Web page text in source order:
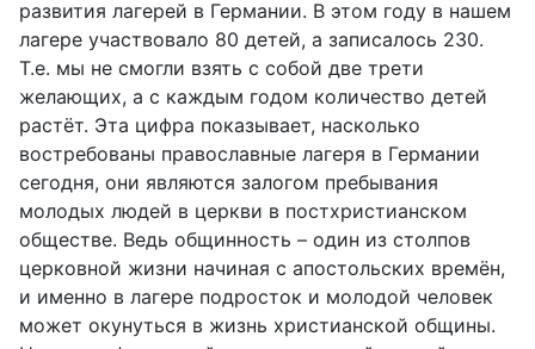
развития лагерей в Германии. В этом году в нашем
лагере участвовало 80 детей, а записалось 230.
Т.е. мы не смогли взять с собой две трети
желающих, а с каждым годом количество детей
растёт. Эта цифра показывает, насколько
востребованы православные лагеря в Германии
сегодня, они являются залогом пребывания
молодых людей в церкви в постхристианском
обществе. Ведь общинность – один из столпов
церковной жизни начиная с апостольских времён,
и именно в лагере подросток и молодой человек
может окунуться в жизнь христианской общины.